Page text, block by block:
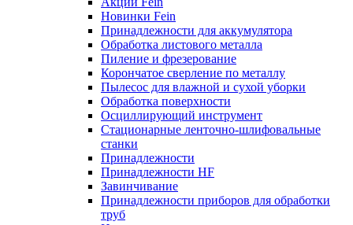
Новинки Fein
Принадлежности для аккумулятора
Обработка листового металла
Пиление и фрезерование
Корончатое сверление по металлу
Пылесос для влажной и сухой уборки
Обработка поверхности
Осциллирующий инструмент
Стационарные ленточно-шлифовальные
станки
Принадлежности
Принадлежности HF
Завинчивание
Принадлежности приборов для обработки
труб